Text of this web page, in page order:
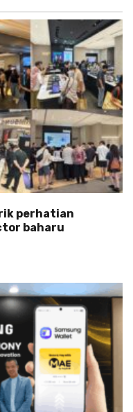
perhatian
baharu